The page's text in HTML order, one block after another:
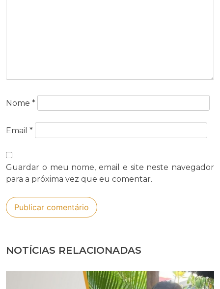
Nome *
Email *
Guardar o meu nome, email e site neste navegador
para a próxima vez que eu comentar.
NOTÍCIAS RELACIONADAS